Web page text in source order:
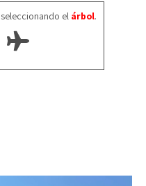
el árbol.